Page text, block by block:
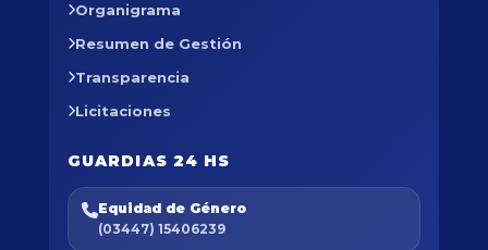
Organigrama
Resumen de Gestión
Transparencia
Licitaciones
GUARDIAS 24 HS
Equidad de Género
(03447) 15406239